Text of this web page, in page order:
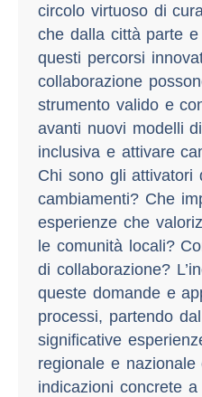
circolo virtuoso di
che dalla città parte
questi percorsi
collaborazione
strumento valido e
avanti nuovi modelli
inclusiva e attivare
Chi sono gli attivatori
cambiamenti? Che
esperienze che
le comunità locali?
di collaborazione?
queste domande e
processi, partendo
significative
regionale e nazionale
indicazioni concrete